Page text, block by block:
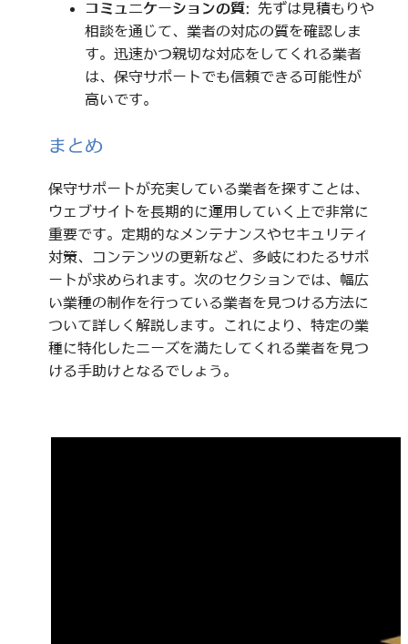
コミュニケーションの質: 先ずは見積もりや
相談を通じて、業者の対応の質を確認しま
す。迅速かつ親切な対応をしてくれる業者
は、保守サポートでも信頼できる可能性が
高いです。
まとめ
保守サポートが充実している業者を探すことは、
ウェブサイトを長期的に運用していく上で非常に
重要です。定期的なメンテナンスやセキュリティ
対策、コンテンツの更新など、多岐にわたるサポ
ートが求められます。次のセクションでは、幅広
い業種の制作を行っている業者を見つける方法に
ついて詳しく解説します。これにより、特定の業
種に特化したニーズを満たしてくれる業者を見つ
ける手助けとなるでしょう。